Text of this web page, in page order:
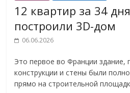
12 квартир за 34
построили 3D-дом
06.06.2026
Это первое во Франции здание,
конструкции и стены были
прямо на строительной